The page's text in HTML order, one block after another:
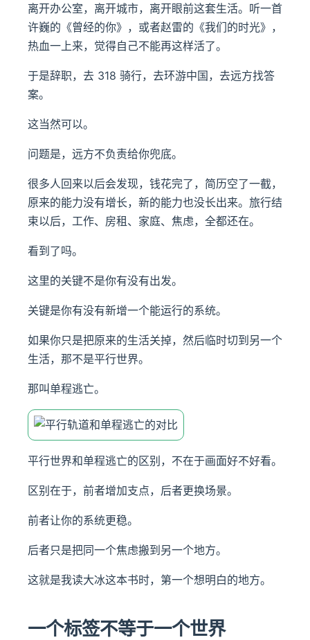
离开办公室，离开城市，离开眼前这套生活。听一首
许巍的《曾经的你》，或者赵雷的《我们的时光》，
热血一上来，觉得自己不能再这样活了。
于是辞职，去 318 骑行，去环游中国，去远方找答
案。
这当然可以。
问题是，远方不负责给你兜底。
很多人回来以后会发现，钱花完了，简历空了一截，
原来的能力没有增长，新的能力也没长出来。旅行结
束以后，工作、房租、家庭、焦虑，全都还在。
看到了吗。
这里的关键不是你有没有出发。
关键是你有没有新增一个能运行的系统。
如果你只是把原来的生活关掉，然后临时切到另一个
生活，那不是平行世界。
那叫单程逃亡。
平行世界和单程逃亡的区别，不在于画面好不好看。
区别在于，前者增加支点，后者更换场景。
前者让你的系统更稳。
后者只是把同一个焦虑搬到另一个地方。
这就是我读大冰这本书时，第一个想明白的地方。
一个标签不等于一个世界